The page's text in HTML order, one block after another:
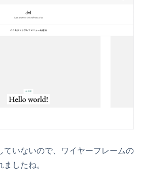
ていないので、ワイヤーフレームの
したね。